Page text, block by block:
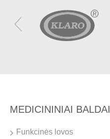
MEDICININIAI BALDAI
Funkcinės lovos